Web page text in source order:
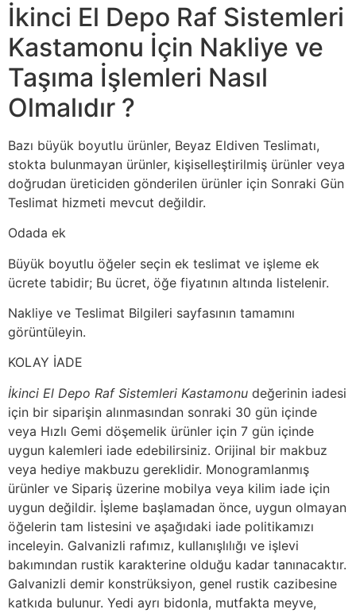
İkinci El Depo Raf Sistemleri
Kastamonu İçin Nakliye ve
Taşıma İşlemleri Nasıl
Olmalıdır ?
Bazı büyük boyutlu ürünler, Beyaz Eldiven Teslimatı,
stokta bulunmayan ürünler, kişiselleştirilmiş ürünler veya
doğrudan üreticiden gönderilen ürünler için Sonraki Gün
Teslimat hizmeti mevcut değildir.
Odada ek
Büyük boyutlu öğeler seçin ek teslimat ve işleme ek
ücrete tabidir; Bu ücret, öğe fiyatının altında listelenir.
Nakliye ve Teslimat Bilgileri sayfasının tamamını
görüntüleyin.
KOLAY İADE
İkinci El Depo Raf Sistemleri Kastamonu değerinin iadesi
için bir siparişin alınmasından sonraki 30 gün içinde
veya Hızlı Gemi döşemelik ürünler için 7 gün içinde
uygun kalemleri iade edebilirsiniz. Orijinal bir makbuz
veya hediye makbuzu gereklidir. Monogramlanmış
ürünler ve Sipariş üzerine mobilya veya kilim iade için
uygun değildir. İşleme başlamadan önce, uygun olmayan
öğelerin tam listesini ve aşağıdaki iade politikamızı
inceleyin. Galvanizli rafımız, kullanışlılığı ve işlevi
bakımından rustik karakterine olduğu kadar tanınacaktır.
Galvanizli demir konstrüksiyon, genel rustik cazibesine
katkıda bulunur. Yedi ayrı bidonla, mutfakta meyve,